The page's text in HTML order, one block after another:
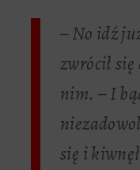
– No idź
zwrócił
nim. – I
się i